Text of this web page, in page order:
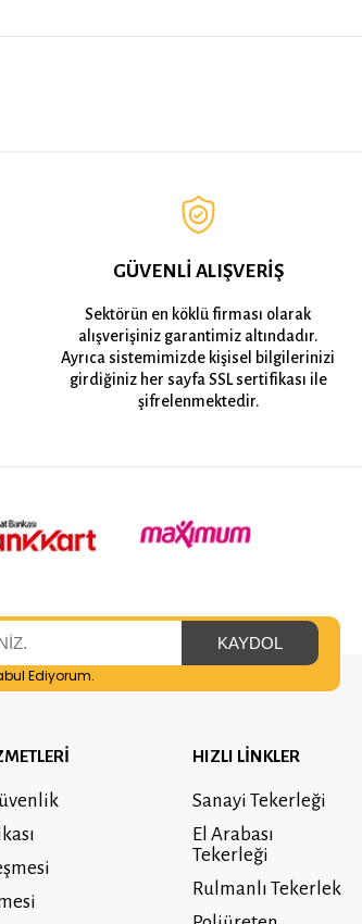
GÜVENLİ ALIŞVERİŞ
Sektörün en köklü firması olarak
alışverişiniz garantimiz altındadır.
Ayrıca sistemimizde kişisel bilgilerinizi
girdiğiniz her sayfa SSL sertifikası ile
şifrelenmektedir.
Ediyorum.
HIZLI LİNKLER
Sanayi Tekerleği
El Arabası
Tekerleği
Rulmanlı Tekerlek